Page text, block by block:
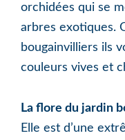
orchidées qui se
arbres exotiques.
bougainvilliers ils
couleurs vives et
La flore du jardin
Elle est d’une